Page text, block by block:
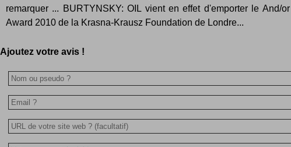
remarquer ... BURTYNSKY: OIL vient en effet d'emporter le And/
Award 2010 de la Krasna-Krausz Foundation de Londre...
Ajoutez votre avis !